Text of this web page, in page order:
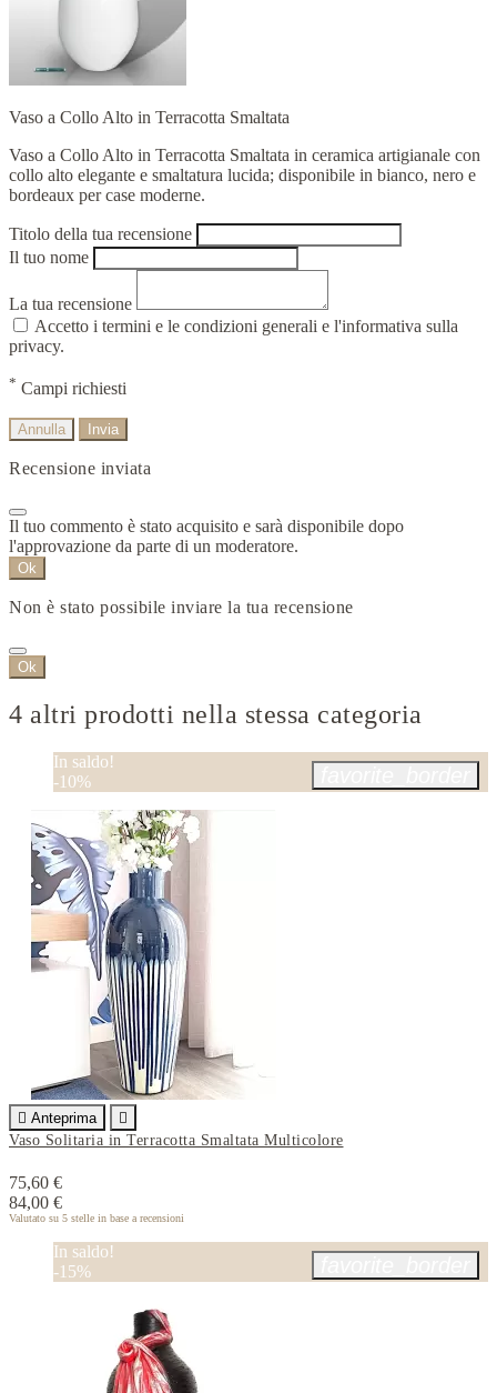
Vaso a Collo Alto in Terracotta Smaltata
Vaso a Collo Alto in Terracotta Smaltata in ceramica artigianale con
collo alto elegante e smaltatura lucida; disponibile in bianco, nero e
bordeaux per case moderne.
Titolo della tua recensione
Il tuo nome
La tua recensione
Accetto i termini e le condizioni generali e l'informativa sulla
privacy.
* Campi richiesti
Annulla Invia
Recensione inviata
Il tuo commento è stato acquisito e sarà disponibile dopo
l'approvazione da parte di un moderatore.
Ok
Non è stato possibile inviare la tua recensione
Ok
4 altri prodotti nella stessa categoria
In saldo!
-10%
 Anteprima

Vaso Solitaria in Terracotta Smaltata Multicolore
75,60 €
84,00 €
Valutato su 5 stelle in base a recensioni
In saldo!
-15%